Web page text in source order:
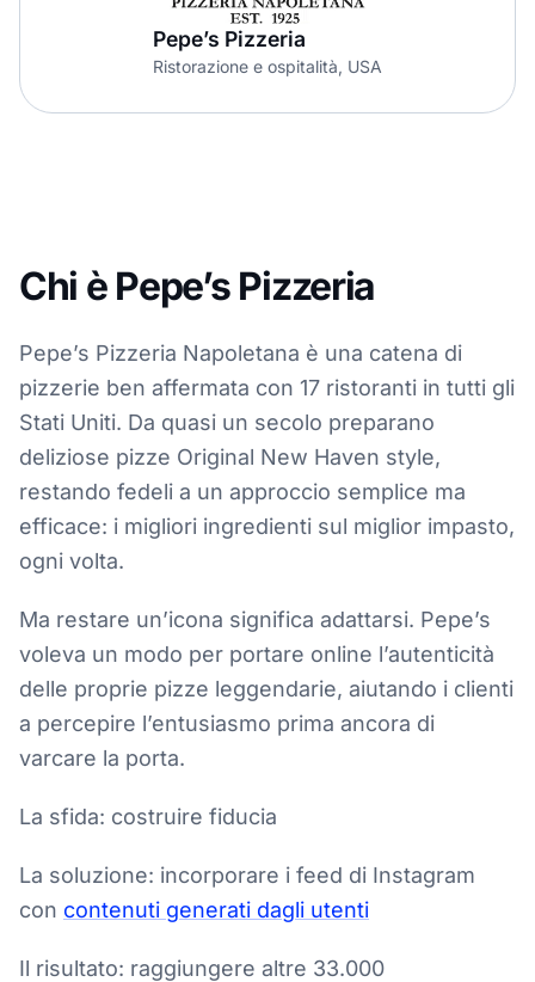
Pepe’s Pizzeria
Ristorazione e ospitalità, USA
Chi è Pepe’s Pizzeria
Pepe’s Pizzeria Napoletana è una catena di
pizzerie ben affermata con 17 ristoranti in tutti gli
Stati Uniti. Da quasi un secolo preparano
deliziose pizze Original New Haven style,
restando fedeli a un approccio semplice ma
efficace: i migliori ingredienti sul miglior impasto,
ogni volta.
Ma restare un’icona significa adattarsi. Pepe’s
voleva un modo per portare online l’autenticità
delle proprie pizze leggendarie, aiutando i clienti
a percepire l’entusiasmo prima ancora di
varcare la porta.
La sfida: costruire fiducia
La soluzione: incorporare i feed di Instagram
con contenuti generati dagli utenti
Il risultato: raggiungere altre 33.000